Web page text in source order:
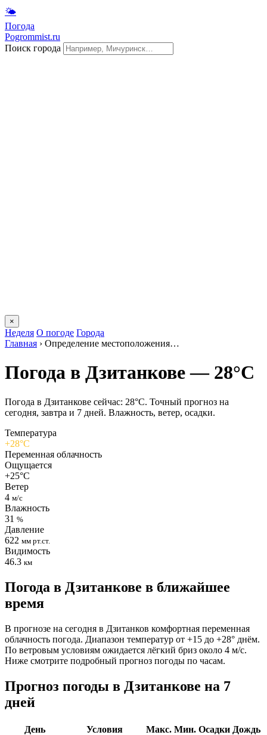
🌤
Погода
Pogrommist.ru
Поиск города
×
Неделя О погоде Города
Главная › Определение местоположения…
Погода в Дзитанкове — 28°C
Погода в Дзитанкове сейчас: 28°C. Точный прогноз на
сегодня, завтра и 7 дней. Влажность, ветер, осадки.
Температура
+28°C
Переменная облачность
Ощущается
+25°C
Ветер
4 м/с
Влажность
31 %
Давление
622 мм рт.ст.
Видимость
46.3 км
Погода в Дзитанкове в ближайшее
время
В прогнозе на сегодня в Дзитанков комфортная переменная
облачность погода. Диапазон температур от +15 до +28° днём.
По ветровым условиям ожидается лёгкий бриз около 4 м/с.
Ниже смотрите подробный прогноз погоды по часам.
Прогноз погоды в Дзитанкове на 7
дней
День Условия Макс. Мин. Осадки Дождь